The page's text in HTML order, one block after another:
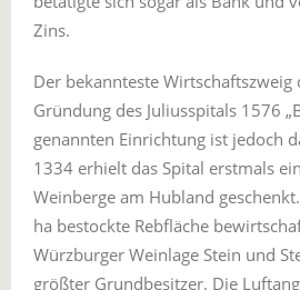
Zins.
Der bekannteste Wirtschaftszweig
Gründung des Juliusspitals 1576
genannten Einrichtung ist jedoch
1334 erhielt das Spital erstmals
Weinberge am Hubland
ha bestockte Rebfläche
Würzburger Weinlage Stein und
größter Grundbesitzer. Die